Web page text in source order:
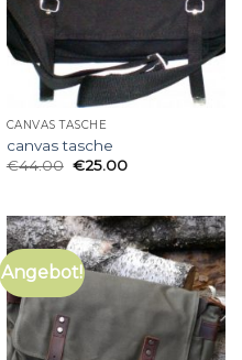
CANVAS TASCHE
canvas tasche
€44.00 €25.00
Angebot!